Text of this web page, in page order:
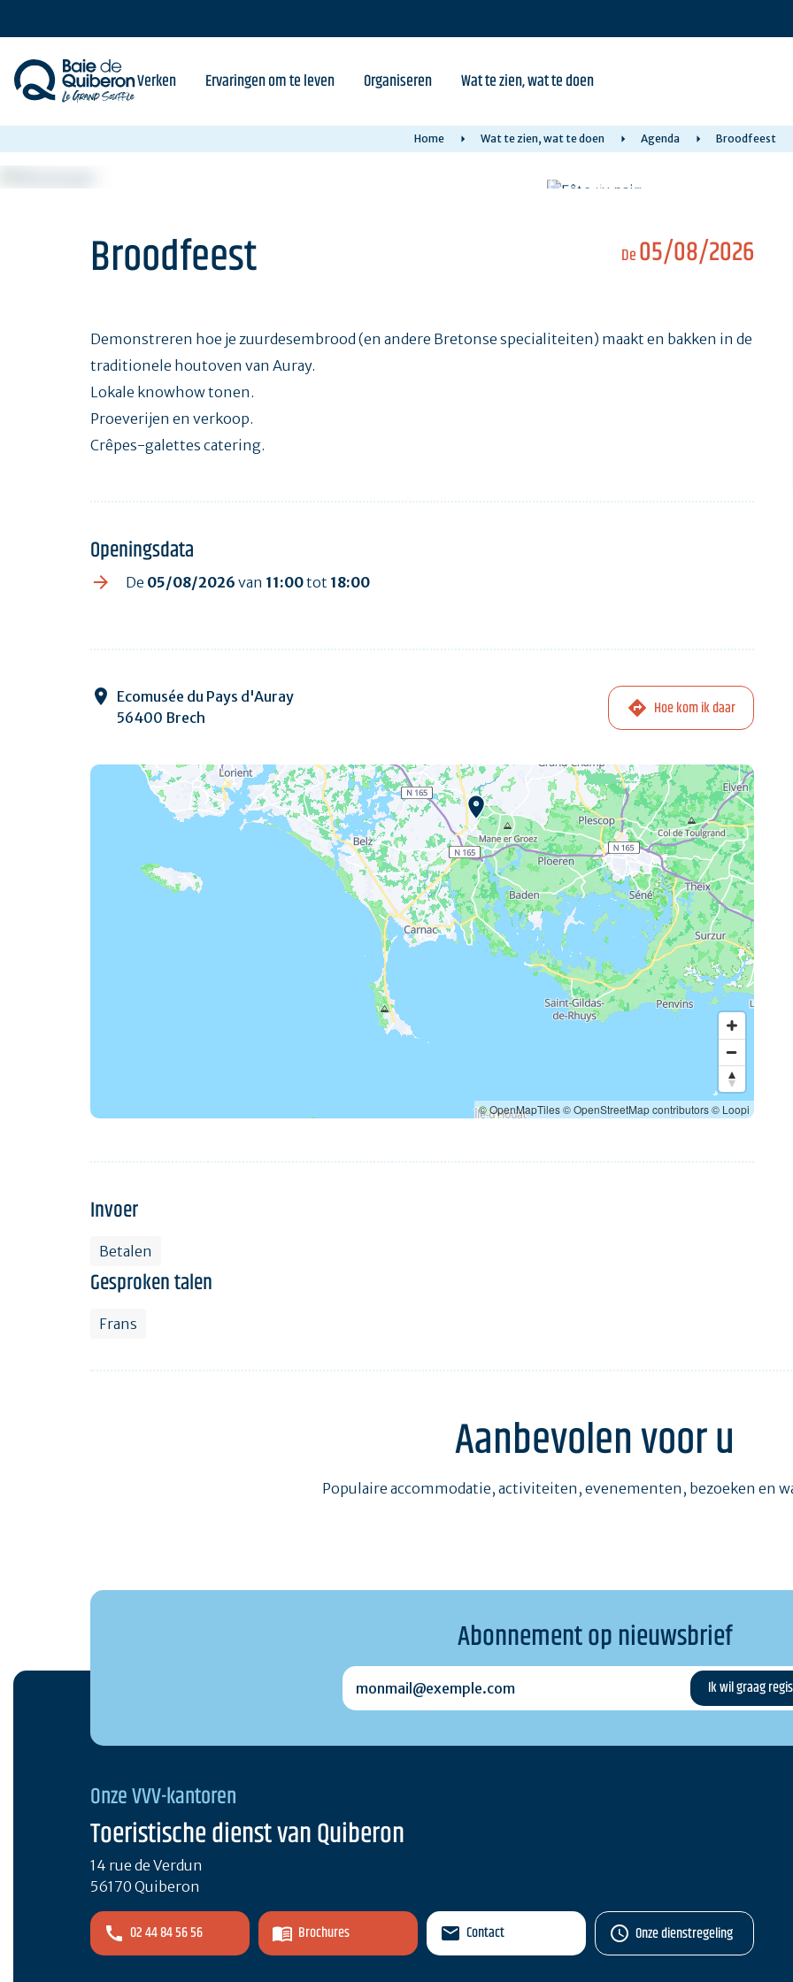
content
Verken Ervaringen om te leven Organiseren Wat te zien, wat te doen
Home Wat te zien, wat te doen Agenda Broodfeest
De05/08/2026
Broodfeest
Demonstreren hoe je zuurdesembrood (en andere Bretonse specialiteiten) maakt en bakken in de
traditionele houtoven van Auray.
Lokale knowhow tonen.
Proeverijen en verkoop.
Crêpes-galettes catering.
Openingsdata
De 05/08/2026 van 11:00tot 18:00
Ecomusée du Pays d'Auray
56400 Brech
Hoe kom ik daar
© OpenMapTiles© OpenStreetMap contributors© Loopi
Invoer
Betalen
Gesproken talen
Frans
Aanbevolen voor u
Populaire accommodatie, activiteiten, evenementen, bezoeken en
Abonnement op nieuwsbrief
monmail@exemple.com
Onze VVV-kantoren
Toeristische dienst van Quiberon
14 rue de Verdun
56170 Quiberon
02 44 84 56 56 Brochures Contact Onze dienstregeling